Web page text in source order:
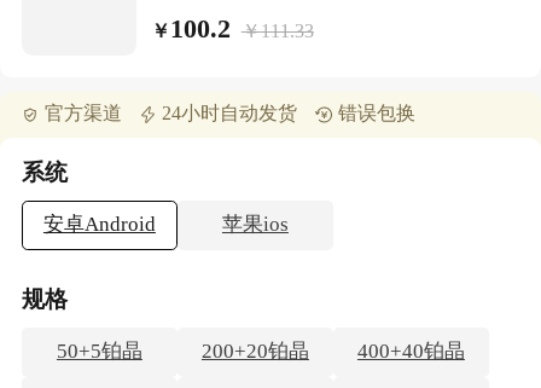
￥100.2 ￥111.33
官方渠道 24小时自动发货 错误包换
系统
安卓Android 苹果ios
规格
50+5铂晶 200+20铂晶 400+40铂晶